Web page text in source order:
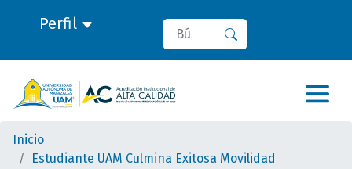
Perfil Buscar
Inicio
Estudiante UAM Culmina Exitosa Movilidad